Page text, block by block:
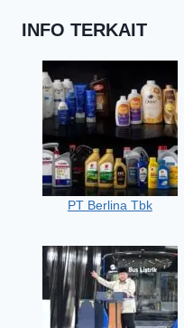
INFO TERKAIT
PT Berlina Tbk